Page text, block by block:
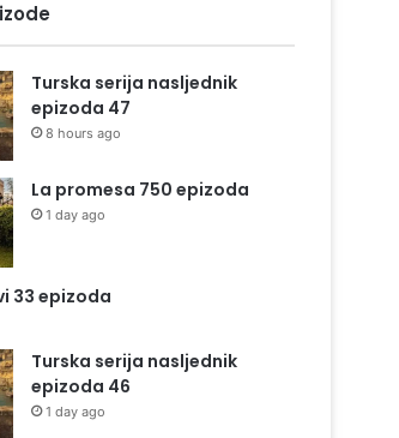
Turska serija nasljednik
epizoda 47
8 hours ago
La promesa 750 epizoda
1 day ago
33 epizoda
Turska serija nasljednik
epizoda 46
1 day ago